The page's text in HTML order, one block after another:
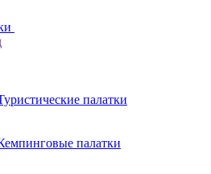
палатки
палатки